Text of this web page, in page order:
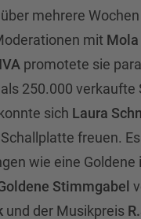
mehrere
mit Mola
promotete sie
250.000 verkaufte
sich Laura
freuen.
wie eine Goldene
Stimmgabel
und der Musikpreis